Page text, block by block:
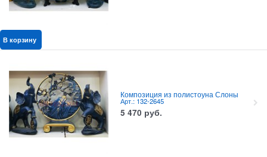
В корзину
Композиция из полистоуна Слоны
Арт.: 132-2645
5 470 руб.